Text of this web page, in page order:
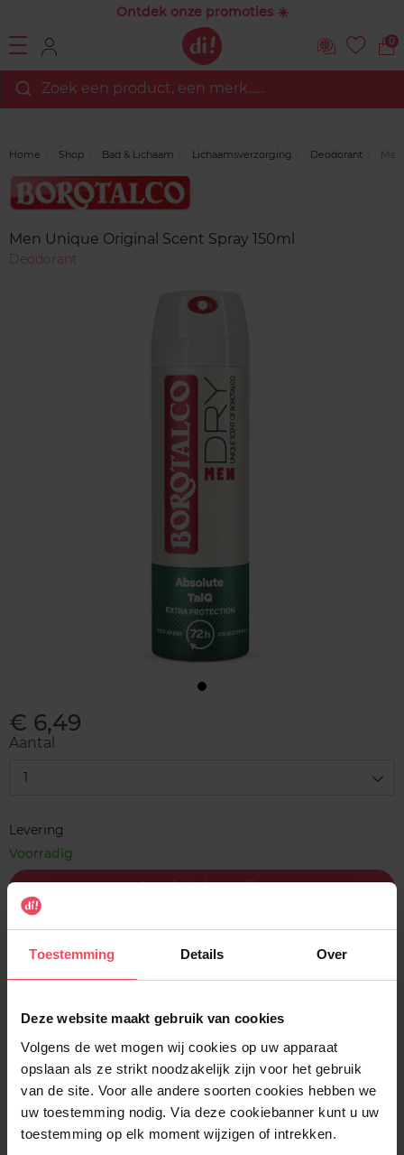
Toestemming Details Over
Deze website maakt gebruik van cookies
Volgens de wet mogen wij cookies op uw apparaat
opslaan als ze strikt noodzakelijk zijn voor het gebruik
van de site. Voor alle andere soorten cookies hebben we
uw toestemming nodig. Via deze cookiebanner kunt u uw
toestemming op elk moment wijzigen of intrekken.
Ontdek onze promoties ☀️
0
Zoek een product, een merk…...
Home Shop Bad & Lichaam Lichaamsverzorging Deodorant
Merk
Men Unique Original Scent Spray 150ml
Deodorant
€ 6,49
Aantal
1
Levering
Voorradig
In winkelmandje
Gratis retour in je winkelpunt
Beschrijving